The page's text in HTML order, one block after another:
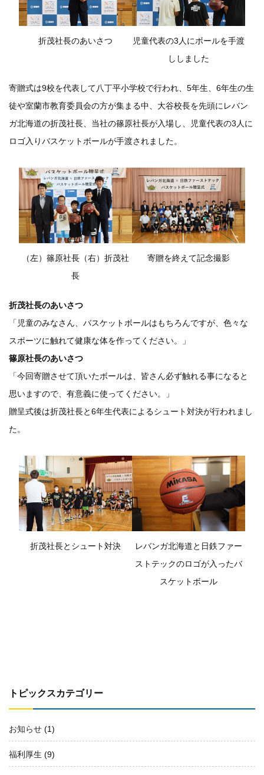
トピックスカテゴリー
お知らせ (1)
福利厚生 (9)
折茂社長のあいさつ
児童代表の3人にボールを手渡
ししました
寄贈式は9校を代表して八丁平小学校で行われ、5年生、6年生の生
徒や室蘭市教育委員会の方が集まる中、大谷校長を先頭にレバン
ガ北海道の折茂社長、当社の篠原社長が入場し、児童代表の3人に
ロゴ入りバスケットボールが手渡されました。
（左）篠原社長（右）折茂社
長
寄贈を終えて記念撮影
折茂社長のあいさつ
「児童のみなさん、バスケットボールはもちろんですが、色々な
スポーツに触れて健康な体を作ってください。」
篠原社長のあいさつ
「今回寄贈させて頂いたボールは、皆さん必ず触れる事になると
思いますので、有意義に使ってください。」
贈呈式後は折茂社長と6年生代表によるシュート対決が行われまし
た。
折茂社長とシュート対決
レバンガ北海道と日鉄ファー
ストテックのロゴが入ったバ
スケットボール